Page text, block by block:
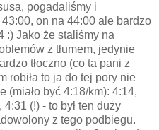
pogadaliśmy i
on na 44:00 ale bardzo
:) Jako że staliśmy na
z tłumem, jedynie
tłoczno (co ta pani z
robiła to ja do tej pory nie
(miało być 4:18/km): 4:14,
(!) - to był ten duży
z tego podbiegu.